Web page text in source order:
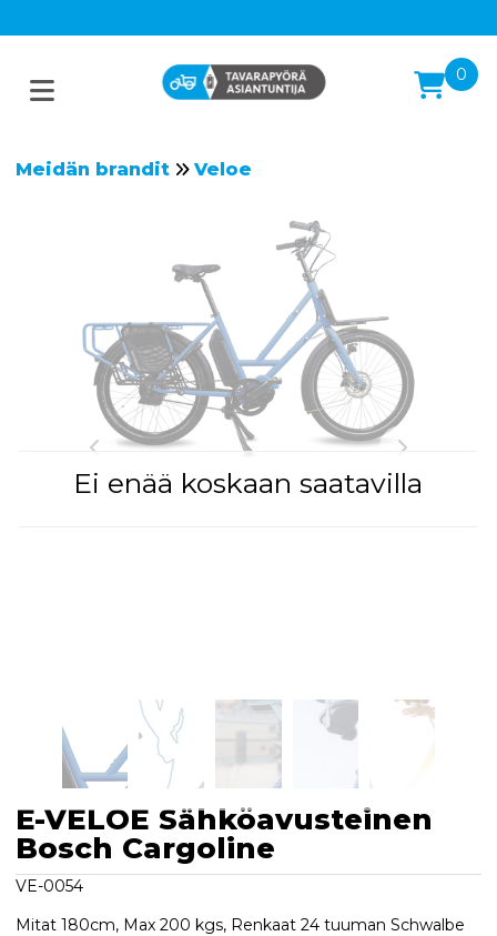
0
Meidän brandit Veloe
Ei enää koskaan saatavilla
E-VELOE Sähköavusteinen
Bosch Cargoline
VE-0054
Mitat 180cm, Max 200 kgs, Renkaat 24 tuuman Schwalbe